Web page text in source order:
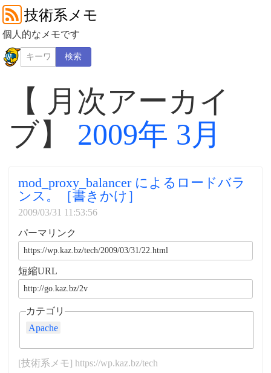
技術系メモ
個人的なメモです
検索
【 月次アーカイ
ブ】 2009年 3月
mod_proxy_balancer によるロードバラ
ンス。［書きかけ］
2009/03/31 11:53:56
パーマリンク
短縮URL
カテゴリ
Apache
[技術系メモ] https://wp.kaz.bz/tech